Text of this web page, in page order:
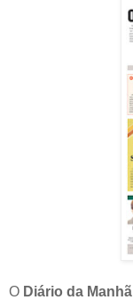
O Diário da Manhã